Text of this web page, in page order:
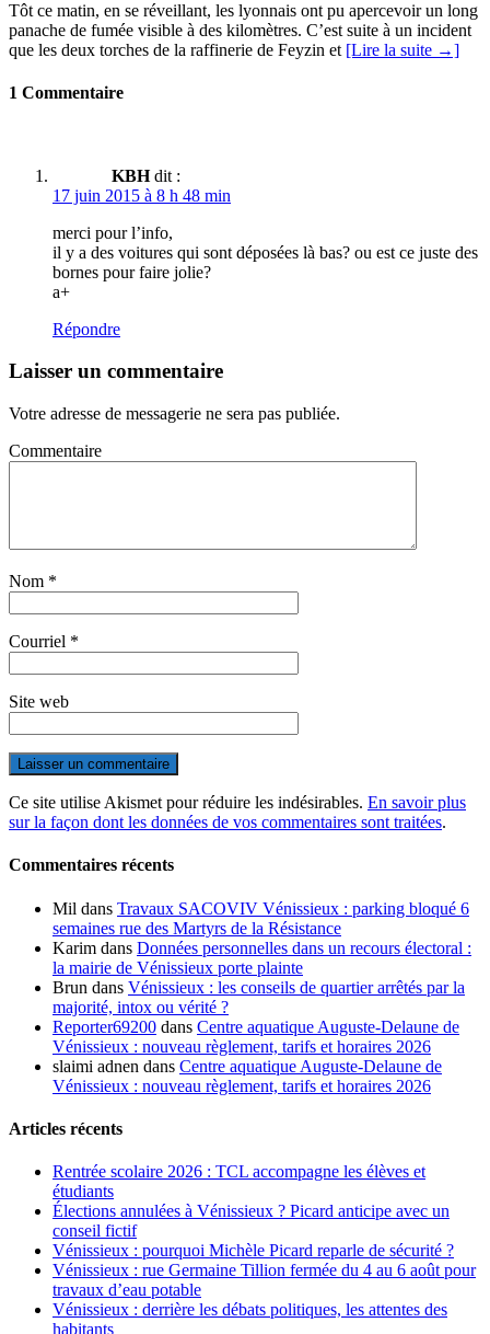
Tôt ce matin, en se réveillant, les lyonnais ont pu apercevoir un long
panache de fumée visible à des kilomètres. C’est suite à un incident
que les deux torches de la raffinerie de Feyzin et [Lire la suite →]
1 Commentaire
KBH dit :
17 juin 2015 à 8 h 48 min
merci pour l’info,
il y a des voitures qui sont déposées là bas? ou est ce juste des
bornes pour faire jolie?
a+
Répondre
Laisser un commentaire
Votre adresse de messagerie ne sera pas publiée.
Commentaire
Nom *
Courriel *
Site web
Ce site utilise Akismet pour réduire les indésirables. En savoir plus
sur la façon dont les données de vos commentaires sont traitées.
Commentaires récents
Mil dans Travaux SACOVIV Vénissieux : parking bloqué 6
semaines rue des Martyrs de la Résistance
Karim dans Données personnelles dans un recours électoral :
la mairie de Vénissieux porte plainte
Brun dans Vénissieux : les conseils de quartier arrêtés par la
majorité, intox ou vérité ?
Reporter69200 dans Centre aquatique Auguste-Delaune de
Vénissieux : nouveau règlement, tarifs et horaires 2026
slaimi adnen dans Centre aquatique Auguste-Delaune de
Vénissieux : nouveau règlement, tarifs et horaires 2026
Articles récents
Rentrée scolaire 2026 : TCL accompagne les élèves et
étudiants
Élections annulées à Vénissieux ? Picard anticipe avec un
conseil fictif
Vénissieux : pourquoi Michèle Picard reparle de sécurité ?
Vénissieux : rue Germaine Tillion fermée du 4 au 6 août pour
travaux d’eau potable
Vénissieux : derrière les débats politiques, les attentes des
habitants